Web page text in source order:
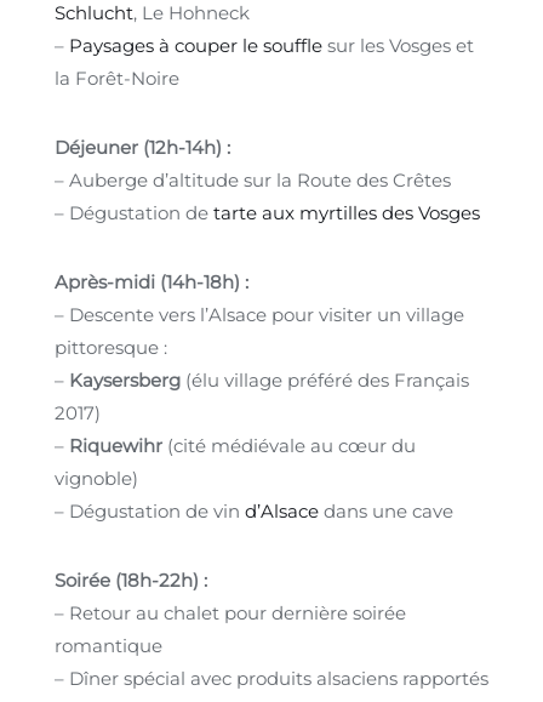
Schlucht, Le Hohneck
– Paysages à couper le souffle sur les Vosges et
la Forêt-Noire
Déjeuner (12h-14h) :
– Auberge d’altitude sur la Route des Crêtes
– Dégustation de tarte aux myrtilles des Vosges
Après-midi (14h-18h) :
– Descente vers l’Alsace pour visiter un village
pittoresque :
– Kaysersberg (élu village préféré des Français
2017)
– Riquewihr (cité médiévale au cœur du
vignoble)
– Dégustation de vin d’Alsace dans une cave
Soirée (18h-22h) :
– Retour au chalet pour dernière soirée
romantique
– Dîner spécial avec produits alsaciens rapportés